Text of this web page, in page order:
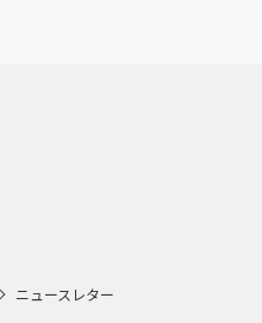
ニュースレター